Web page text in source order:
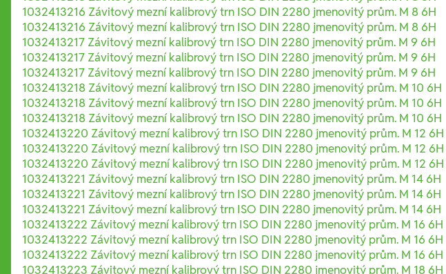
1032413216 Závitový mezní kalibrový trn ISO DIN 2280 jmenovitý prům. M 8 6H
1032413216 Závitový mezní kalibrový trn ISO DIN 2280 jmenovitý prům. M 8 6H
1032413217 Závitový mezní kalibrový trn ISO DIN 2280 jmenovitý prům. M 9 6H
1032413217 Závitový mezní kalibrový trn ISO DIN 2280 jmenovitý prům. M 9 6H
1032413217 Závitový mezní kalibrový trn ISO DIN 2280 jmenovitý prům. M 9 6H
1032413218 Závitový mezní kalibrový trn ISO DIN 2280 jmenovitý prům. M 10 6H
1032413218 Závitový mezní kalibrový trn ISO DIN 2280 jmenovitý prům. M 10 6H
1032413218 Závitový mezní kalibrový trn ISO DIN 2280 jmenovitý prům. M 10 6H
1032413220 Závitový mezní kalibrový trn ISO DIN 2280 jmenovitý prům. M 12 6H
1032413220 Závitový mezní kalibrový trn ISO DIN 2280 jmenovitý prům. M 12 6H
1032413220 Závitový mezní kalibrový trn ISO DIN 2280 jmenovitý prům. M 12 6H
1032413221 Závitový mezní kalibrový trn ISO DIN 2280 jmenovitý prům. M 14 6H
1032413221 Závitový mezní kalibrový trn ISO DIN 2280 jmenovitý prům. M 14 6H
1032413221 Závitový mezní kalibrový trn ISO DIN 2280 jmenovitý prům. M 14 6H
1032413222 Závitový mezní kalibrový trn ISO DIN 2280 jmenovitý prům. M 16 6H
1032413222 Závitový mezní kalibrový trn ISO DIN 2280 jmenovitý prům. M 16 6H
1032413222 Závitový mezní kalibrový trn ISO DIN 2280 jmenovitý prům. M 16 6H
1032413223 Závitový mezní kalibrový trn ISO DIN 2280 jmenovitý prům. M 18 6H